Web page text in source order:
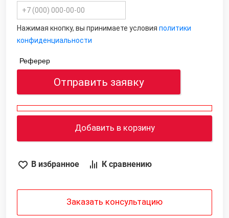
Нажимая кнопку, вы принимаете условияполитики
конфиденциальности
Реферер
Отправить заявку
Добавить в корзину
В избранное К сравнению
Заказать консультацию